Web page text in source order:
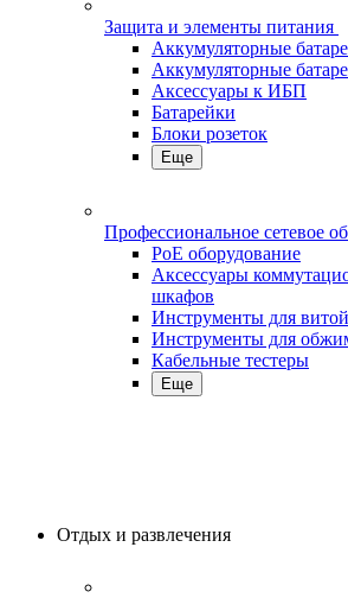
Защита и элементы питания
Аккумуляторные
Аккумуляторные
Аксессуары к ИБП
Батарейки
Блоки розеток
Еще
Профессиональное сетевое
PoE оборудование
Аксессуары
шкафов
Инструменты для
Инструменты для
Кабельные тестеры
Еще
Отдых и развлечения